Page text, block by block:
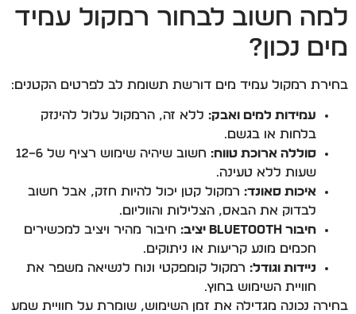
למה חשוב לבחור רמקול עמיד
מים נכון?
בחירת רמקול עמיד מים דורשת תשומת לב לפרטים הקטנים:
עמידות למים ואבק: ללא זה, הרמקול עלול להינזק
בלחות או בגשם.
סוללה ארוכת טווח:
חשוב שיהיה שימוש רציף של 6–12
שעות ללא טעינה.
איכות סאונד: רמקול קטן יכול להיות חזק, אבל חשוב
לבדוק את הבאס, הצלילות והווליום.
חיבור Bluetooth יציב:
חיבור מהיר ויציב למכשירים
חכמים מונע קריעות או ניתוקים.
ניידות וגודל: רמקול קומפקטי ונוח לנשיאה משפר את
חוויית השימוש בחוץ.
בחירה נכונה מגדילה את זמן השימוש, שומרת על חוויית שמע